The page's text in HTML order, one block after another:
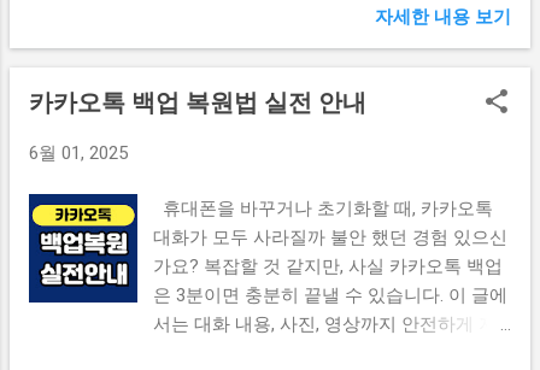
런 이유로, 무료 PDF 변환 사이트를 선택할
때는 아래와 같은 기준을 반드시 고려해야 합
바로 사용 가능한가? 업로드 용량 제한이 낮
기준을 만족하는 무료 사이트를 고르면, 클릭
몇 번으로 누구나 쉽게 PDF 파일을 만들 수
있습니다. 그렇다면 어떤 사이트가 이러한 조
건을 충족하는지, 지금부터 하나씩 살펴보겠
습니다. 📌 카카오톡 필수 설정 꿀팁 10가지
법 보기 📌 목차 숨은 저장소가 생기는 원인
터 삭제 알 수 없는 폴더 & 다운로드 정리 자
주 묻는 질문 (FAQ) [1] 숨은 저장소가 생기는
브라우저 캐시 (크롬, 삼성 인터넷 등) ✔ SNS
이미지·영상 자동 저장 ✔ 카카오톡, 인스타그
램 등 미디어 캐시 ✔ 앱 업데이트 후 잔여 설
치 파일 ✔ 다운로드 폴더 미정리 눈에 보이지
않지만, 1~2년간 누적되면 수 GB를 차지합니
자세한 내용 보기
카카오톡 백업 복원법 실전 안내
6월 01, 2025
휴대폰을 바꾸거나 초기화할 때, 카카오톡
대화가 모두 사라질까 불안 했던 경험 있으신
가요? 복잡할 것 같지만, 사실 카카오톡 백업
은 3분이면 충분히 끝낼 수 있습니다. 이 글에
서는 대화 내용, 사진, 영상까지 안전하게 저